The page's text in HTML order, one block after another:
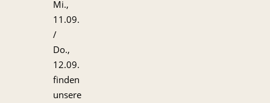
Mi.,
11.09.
/
Do.,
12.09.
finden
unsere